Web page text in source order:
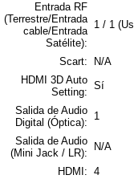
Entrada RF
(Terrestre/Entrada
cable/Entrada
Satélite):
1 / 1
Scart:
N/A
HDMI 3D Auto
Setting:
Sí
Salida de Audio
Digital (Óptica):
1
Salida de Audio
(Mini Jack / LR):
N/A
HDMI: 4